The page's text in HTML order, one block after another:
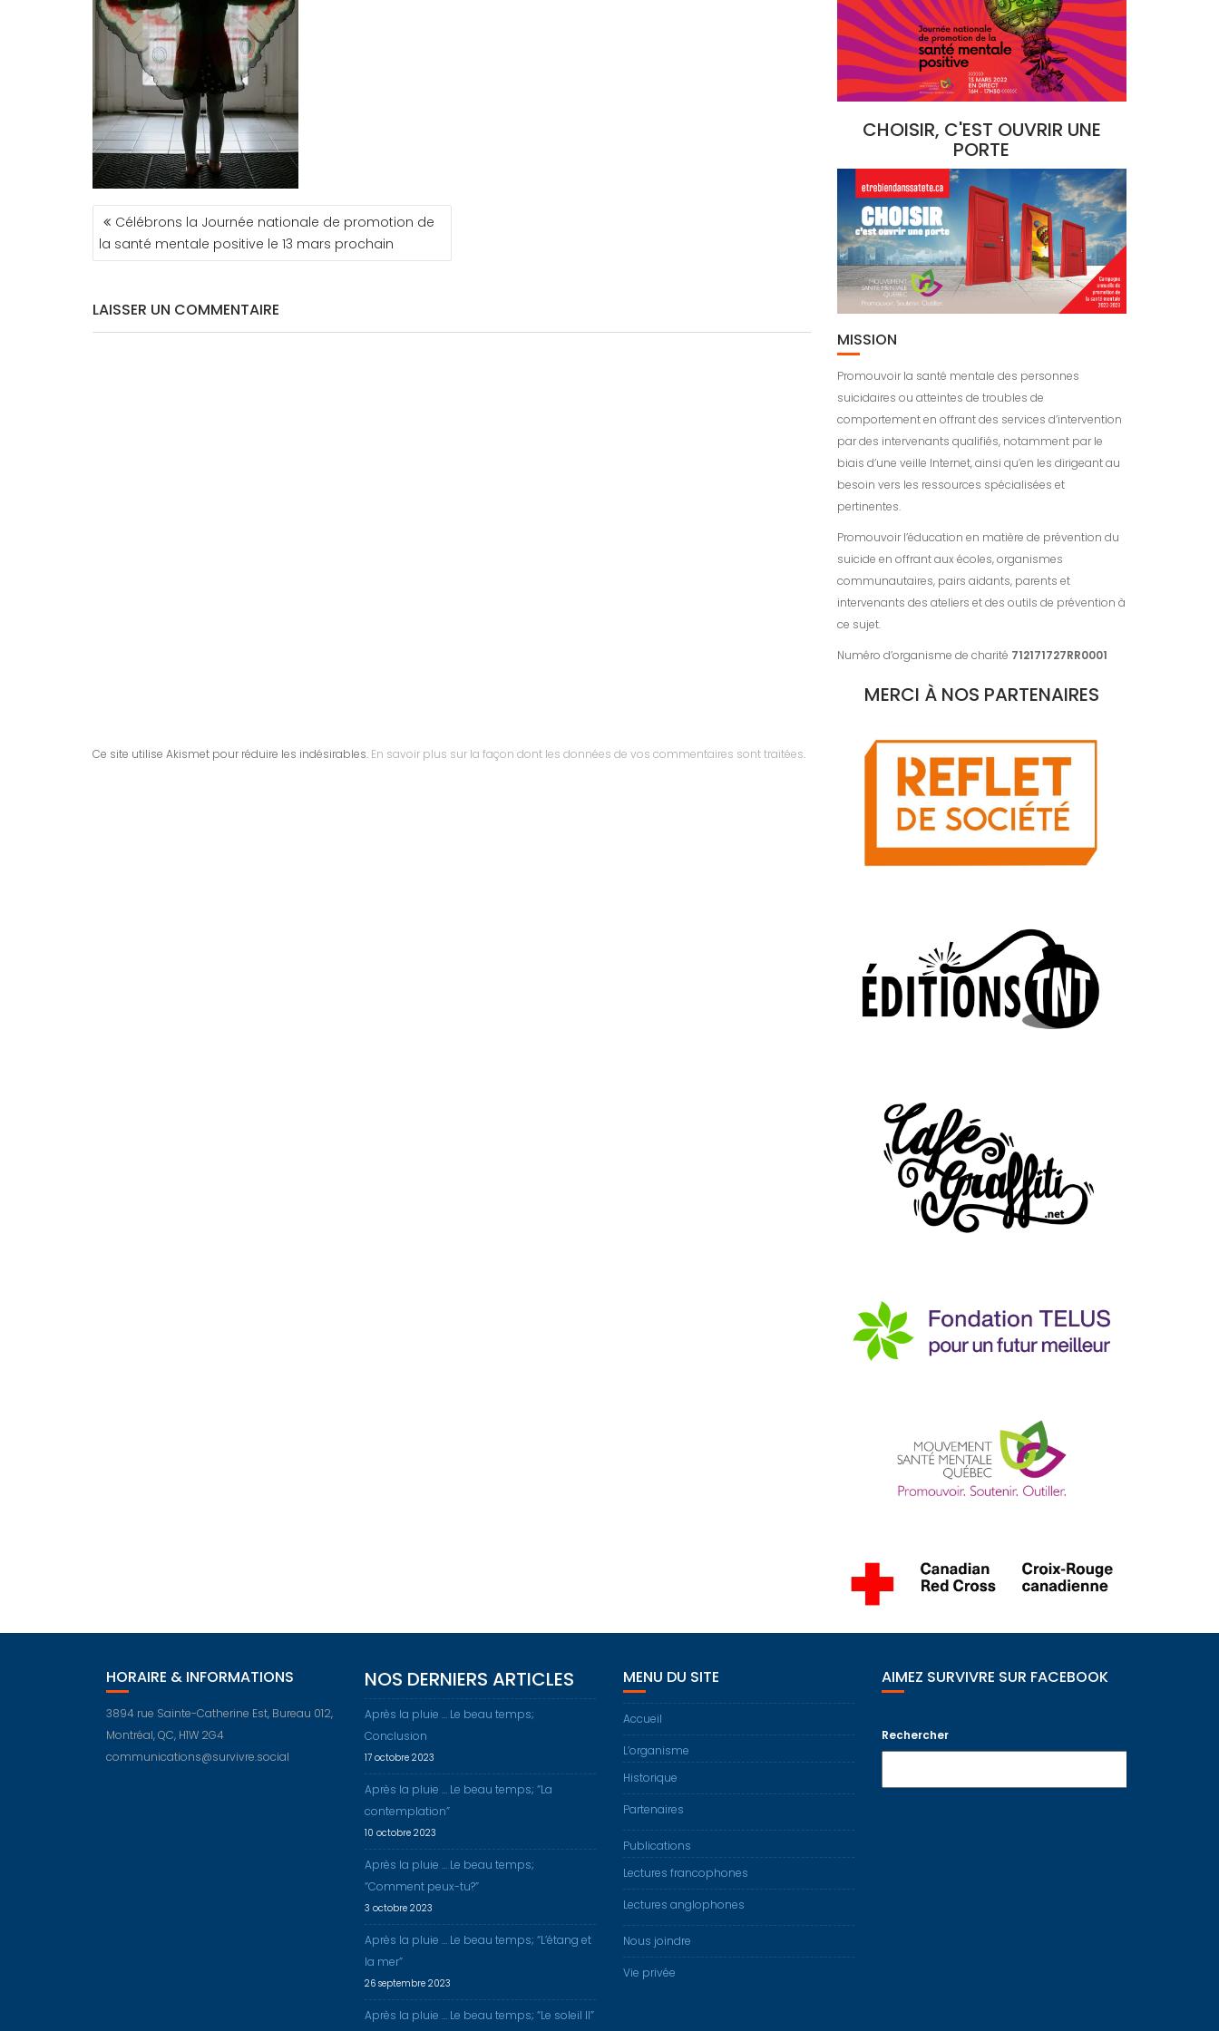
NAVIGATION
DE
L’ARTICLE
Célébrons la Journée nationale de promotion de
la santé mentale positive le 13 mars prochain
LAISSER UN COMMENTAIRE
Ce site utilise Akismet pour réduire les indésirables. En savoir plus sur la façon dont les données de vos commentaires sont traitées.
CHOISIR, C'EST OUVRIR UNE
PORTE
MISSION
Promouvoir la santé mentale des personnes
suicidaires ou atteintes de troubles de
comportement en offrant des services d’intervention
par des intervenants qualifiés, notamment par le
biais d’une veille Internet, ainsi qu’en les dirigeant au
besoin vers les ressources spécialisées et
pertinentes.
Promouvoir l’éducation en matière de prévention du
suicide en offrant aux écoles, organismes
communautaires, pairs aidants, parents et
intervenants des ateliers et des outils de prévention à
ce sujet.
Numéro d’organisme de charité 712171727RR0001
MERCI À NOS PARTENAIRES
HORAIRE & INFORMATIONS
3894 rue Sainte-Catherine Est, Bureau 012,
Montréal, QC, H1W 2G4
communications@survivre.social
NOS DERNIERS ARTICLES
Après la pluie … Le beau temps;
Conclusion
17 octobre 2023
Après la pluie … Le beau temps; “La
contemplation”
10 octobre 2023
Après la pluie … Le beau temps;
“Comment peux-tu?”
3 octobre 2023
Après la pluie … Le beau temps; “L’étang et
la mer”
26 septembre 2023
Après la pluie … Le beau temps; “Le soleil II”
MENU DU SITE
Accueil
L’organisme
Historique
Partenaires
Publications
Lectures francophones
Lectures anglophones
Nous joindre
Vie privée
AIMEZ SURVIVRE SUR FACEBOOK
Rechercher